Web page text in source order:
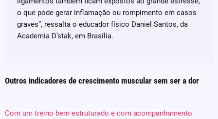
o que pode gerar inflamação ou rompimento em casos
graves”, ressalta o educador físico Daniel Santos, da
Academia D’stak, em Brasília.
Outros indicadores de crescimento muscular sem ser a dor
Com um treino bem estruturado e com acompanhamento